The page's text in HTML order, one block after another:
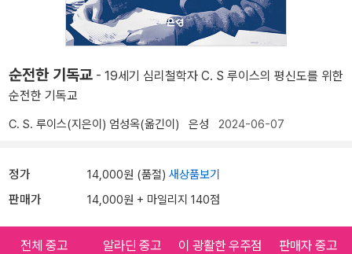
순전한 기독교 - 19세기 심리철학자 C. S 루이스의 평신도를 위한
순전한 기독교
C. S. 루이스(지은이) 엄성옥(옮긴이) 은성 2024-06-07
정가 14,000원 (품절) 새상품보기
판매가 14,000원 + 마일리지 140점
전체 중고 알라딘 중고 이 광활한 우주점 판매자 중고